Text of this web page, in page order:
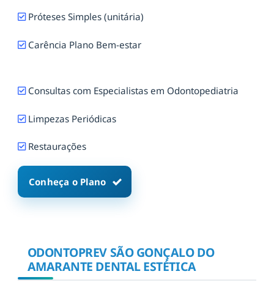
Próteses Simples (unitária)
Carência Plano Bem-estar
Consultas com Especialistas em Odontopediatria
Limpezas Periódicas
Restaurações
Conheça o Plano
ODONTOPREV SÃO GONÇALO DO
AMARANTE DENTAL ESTÉTICA